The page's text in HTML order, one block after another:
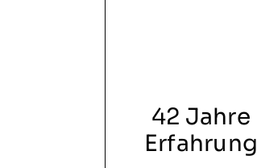
42 Jahre
Erfahrung